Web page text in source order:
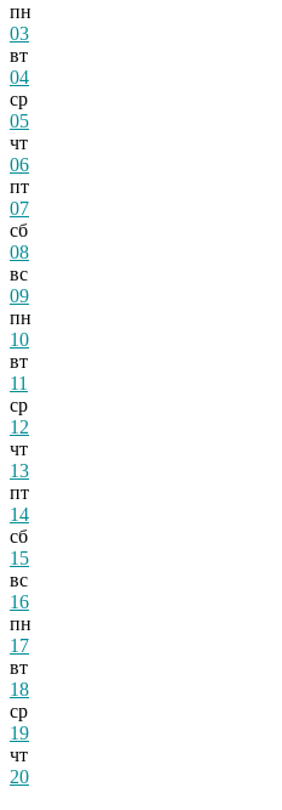
пн
03
вт
04
ср
05
чт
06
пт
07
сб
08
вс
09
пн
10
вт
11
ср
12
чт
13
пт
14
сб
15
вс
16
пн
17
вт
18
ср
19
чт
20